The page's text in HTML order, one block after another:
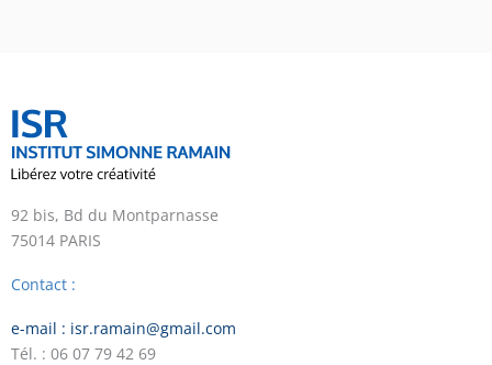
92 bis, Bd du Montparnasse
75014 PARIS
Contact :
e-mail : isr.ramain@gmail.com
Tél. : 06 07 79 42 69